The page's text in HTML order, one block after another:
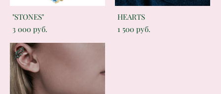
"STONES"
3 000 pуб.
HEARTS
1 500 pуб.